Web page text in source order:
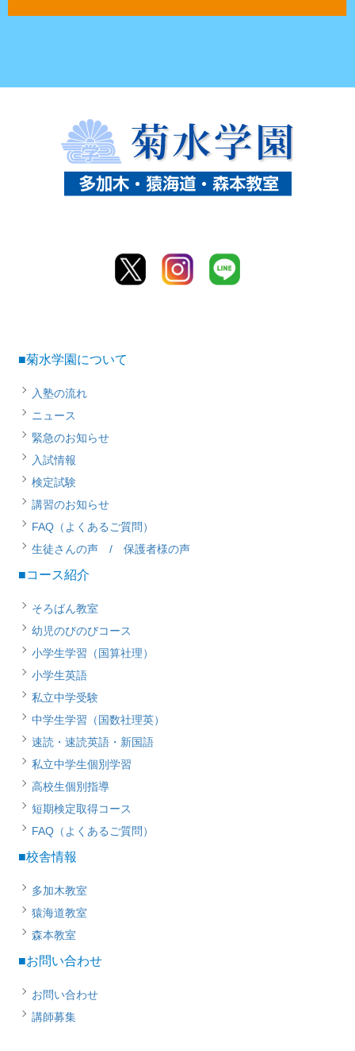
■菊水学園について
入塾の流れ
ニュース
緊急のお知らせ
入試情報
検定試験
講習のお知らせ
FAQ（よくあるご質問）
生徒さんの声 / 保護者様の声
■コース紹介
そろばん教室
幼児のびのびコース
小学生学習（国算社理）
小学生英語
私立中学受験
中学生学習（国数社理英）
速読・速読英語・新国語
私立中学生個別学習
高校生個別指導
短期検定取得コース
FAQ（よくあるご質問）
■校舎情報
多加木教室
猿海道教室
森本教室
■お問い合わせ
お問い合わせ
講師募集